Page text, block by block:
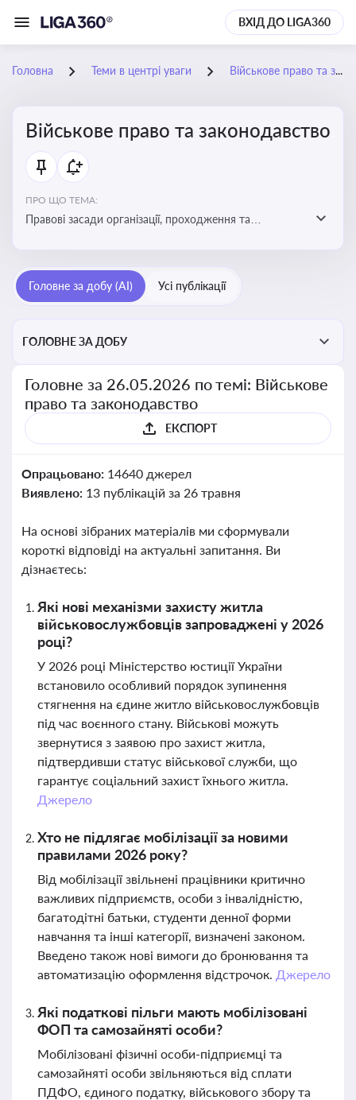
ВХІД ДО LIGA360
Головна Теми в центрі уваги Військове право та законодавство
Військове право та законодавство
ПРО ЩО ТЕМА:
Правові засади організації, проходження та
військовослужбовців у воєнний час
Головне за добу (AI) Усі публікації
ГОЛОВНЕ ЗА ДОБУ
Головне за 26.05.2026 по темі: Військове
право та законодавство
ЕКСПОРТ
Опрацьовано: 14640 джерел
Виявлено: 13 публікацій за 26 травня
На основі зібраних матеріалів ми сформували
короткі відповіді на актуальні запитання. Ви
дізнаєтесь:
Які нові механізми захисту житла
військовослужбовців запроваджені у 2026
році?
У 2026 році Міністерство юстиції України
встановило особливий порядок зупинення
стягнення на єдине житло військовослужбовців
під час воєнного стану. Військові можуть
звернутися з заявою про захист житла,
підтвердивши статус військової служби, що
гарантує соціальний захист їхнього житла.
Джерело
Хто не підлягає мобілізації за новими
правилами 2026 року?
Від мобілізації звільнені працівники критично
важливих підприємств, особи з інвалідністю,
багатодітні батьки, студенти денної форми
навчання та інші категорії, визначені законом.
Введено також нові вимоги до бронювання та
автоматизацію оформлення відстрочок. Джерело
Які податкові пільги мають мобілізовані
ФОП та самозайняті особи?
Мобілізовані фізичні особи-підприємці та
самозайняті особи звільняються від сплати
ПДФО, єдиного податку, військового збору та